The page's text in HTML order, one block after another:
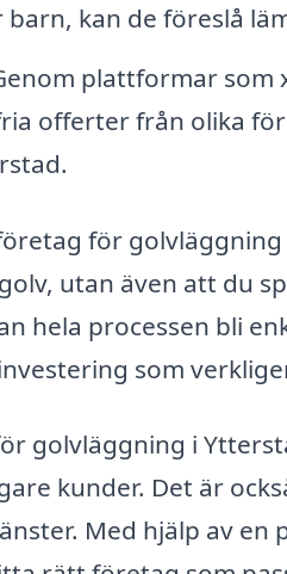
kan de föreslå
plattformar som
offerter från olika
för
utan även att du
hela processen bli
som
golvläggning i
kunder. Det är
Med hjälp av